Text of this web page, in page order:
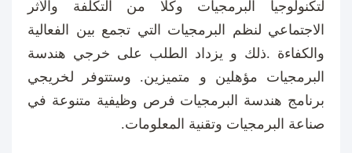
لتكنولوجيا البرمجيات وكلا من التكلفة والأثر
الاجتماعي لنظم البرمجيات التي تجمع بين الفعالية
والكفاءة .ذلك و يزداد الطلب على خرجي هندسة
البرمجيات مؤهلين و متميزين. وستتوفر لخريجي
برنامج هندسة البرمجيات فرص وظيفية متنوعة في
صناعة البرمجيات وتقنية المعلومات.